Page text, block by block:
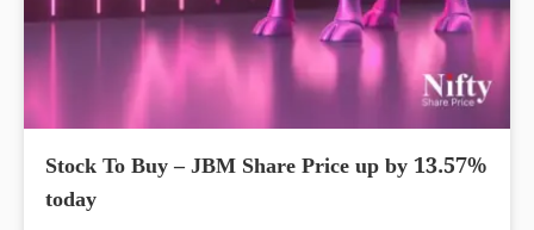
Stock To Buy – JBM Share Price up by 13.57%
today